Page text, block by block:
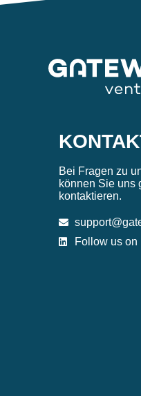
Bei Fragen zu
können Sie uns
kontaktieren.
Follow us on